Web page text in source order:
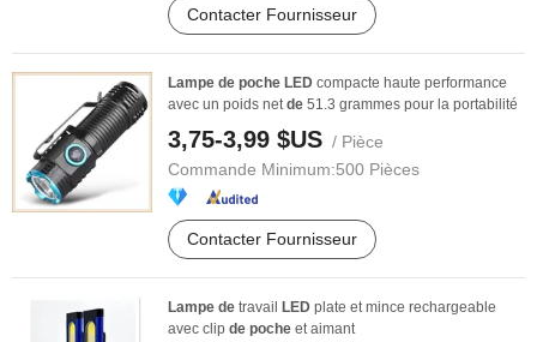
Contacter Fournisseur
Lampe de poche LED compacte haute performance
avec un poids netde 51.3 grammes pour la portabilité
3,75-3,99 $US / Pièce
Commande Minimum:500 Pièces
Contacter Fournisseur
Lampe de travail LED plate et mince rechargeable
avec clip de poche et aimant